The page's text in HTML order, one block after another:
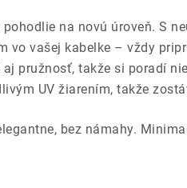
na novú úroveň. S
vo vašej kabelke – vždy
pružnosť, takže si poradí
UV žiarením, takže
bez námahy.